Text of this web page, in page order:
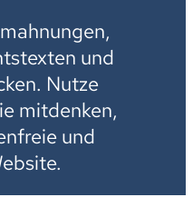
und
Nutze
mitdenken,
und